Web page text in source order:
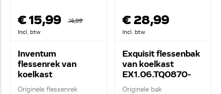
€ 15,99
16,99
Incl. btw
Inventum
flessenrek van
koelkast
40309800082
Originele flessenrek
€ 28,99
Incl. btw
Exquisit flessenbak
van koelkast
EX1.06.TQ0870-
252
Originele bak